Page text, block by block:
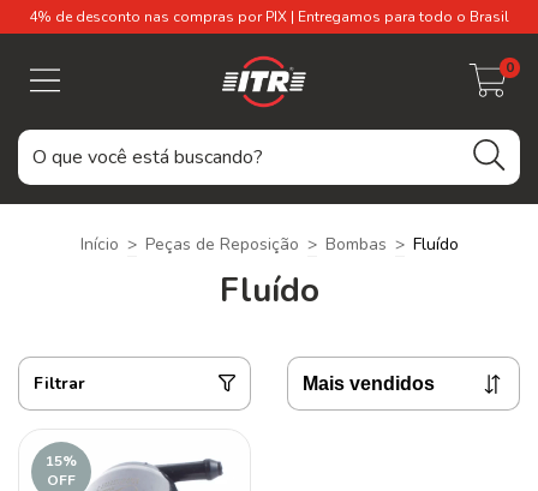
4% de desconto nas compras por PIX | Entregamos para todo o Brasil
0
Início > Peças de Reposição > Bombas > Fluído
Fluído
Filtrar
15%
OFF